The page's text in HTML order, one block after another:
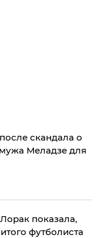
скандала о
Меладзе для
показала,
футболиста